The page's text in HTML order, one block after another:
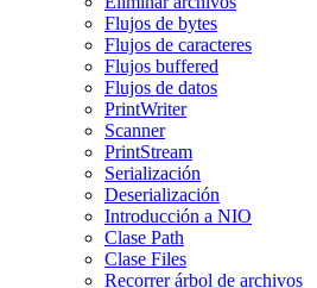
Flujos de bytes
Flujos de caracteres
Flujos buffered
Flujos de datos
PrintWriter
Scanner
PrintStream
Serialización
Deserialización
Introducción a NIO
Clase Path
Clase Files
Recorrer árbol de archivos